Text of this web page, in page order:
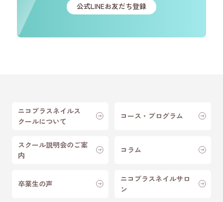
公式LINEお友だち登録
ニコプラスネイルス
クールについて
コース・プログラム
スクール説明会のご案
内
コラム
卒業生の声
ニコプラスネイルサロ
ン